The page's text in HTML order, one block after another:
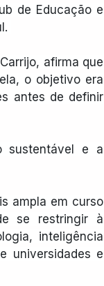
de Educação e
afirma que
o objetivo era
antes de definir
sustentável e a
ampla em curso
se restringir à
inteligência
universidades e